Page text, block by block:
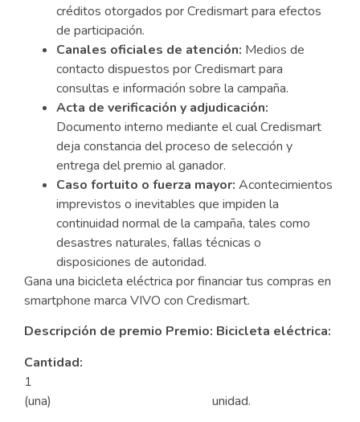
créditos otorgados por Credismart para efectos
de participación.
Canales oficiales de atención: Medios de
contacto dispuestos por Credismart para
consultas e información sobre la campaña.
Acta de verificación y adjudicación:
Documento interno mediante el cual Credismart
deja constancia del proceso de selección y
entrega del premio al ganador.
Caso fortuito o fuerza mayor: Acontecimientos
imprevistos o inevitables que impiden la
continuidad normal de la campaña, tales como
desastres naturales, fallas técnicas o
disposiciones de autoridad.
Gana una bicicleta eléctrica por financiar tus compras en
smartphone marca VIVO con Credismart.
Descripción de premio Premio: Bicicleta eléctrica:
Cantidad:
1
(una) unidad.